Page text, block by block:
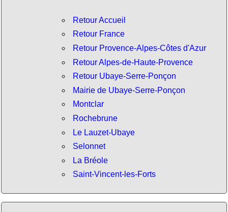
Retour Accueil
Retour France
Retour Provence-Alpes-Côtes d'Azur
Retour Alpes-de-Haute-Provence
Retour Ubaye-Serre-Ponçon
Mairie de Ubaye-Serre-Ponçon
Montclar
Rochebrune
Le Lauzet-Ubaye
Selonnet
La Bréole
Saint-Vincent-les-Forts